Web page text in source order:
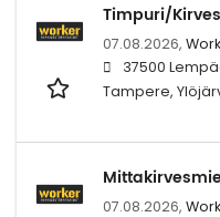
Timpuri/
07.08.2026,
37500
Tampere,
07.08.2026,